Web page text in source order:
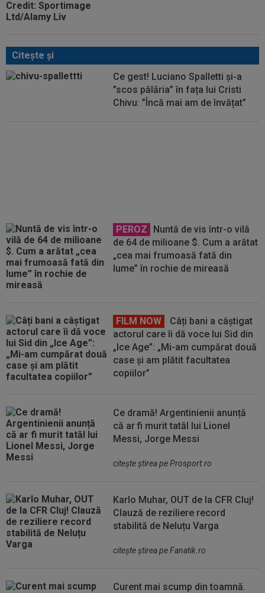
Citeşte şi
Ce gest! Luciano Spalletti și-a
”scos pălăria” în fața lui Cristi
Chivu: ”Încă mai am de învățat”
PEROZ
Nuntă de vis într-o vilă
de 64 de milioane $. Cum a arătat
„cea mai frumoasă fată din
lume” în rochie de mireasă
FILM NOW
Câți bani a câștigat
actorul care îi dă voce lui Sid din
„Ice Age”: „Mi-am cumpărat două
case și am plătit facultatea
copiilor”
Ce dramă! Argentinienii anunță
că ar fi murit tatăl lui Lionel
Messi, Jorge Messi
citeşte ştirea pe Prosport.ro
Karlo Muhar, OUT de la CFR Cluj!
Clauză de reziliere record
stabilită de Neluțu Varga
citeşte ştirea pe Fanatik.ro
Curent mai scump din toamnă.